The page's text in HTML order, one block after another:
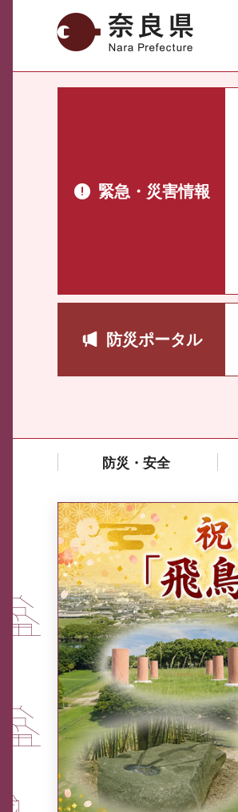
奈良県
緊急・災害情報
防災ポータル
防災・安全
中東情勢や原油価格上昇の影響
を受ける中小企業向け相談窓口
について
ふるさと納税なら、奈良